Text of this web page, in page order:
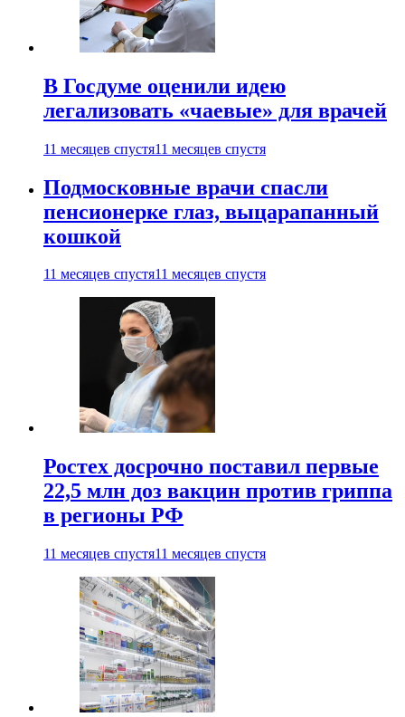
В Госдуме оценили идею
легализовать «чаевые» для врачей
11 месяцев спустя11 месяцев спустя
Подмосковные врачи спасли
пенсионерке глаз, выцарапанный
кошкой
11 месяцев спустя11 месяцев спустя
Ростех досрочно поставил первые
22,5 млн доз вакцин против гриппа
в регионы РФ
11 месяцев спустя11 месяцев спустя